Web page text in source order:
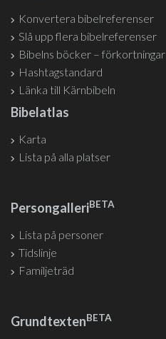
Konvertera bibelreferenser
Slå upp flera bibelreferenser
Bibelns böcker – förkortningar
Hashtagstandard
Länka till Kärnbibeln
Bibelatlas
Karta
Lista på alla platser
PersongalleriBETA
Lista på personer
Tidslinje
Familjeträd
GrundtextenBETA